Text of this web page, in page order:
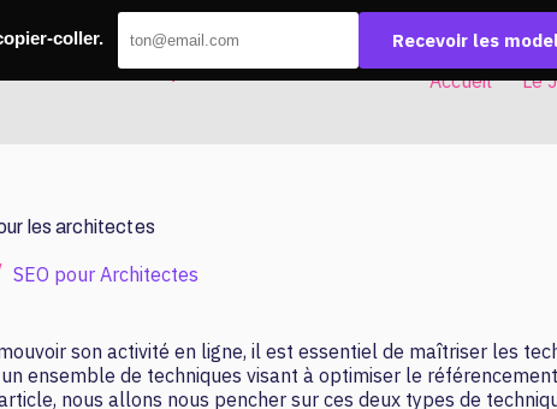
Accueil Le
les architectes
SEO pour Architectes
son activité en ligne, il est essentiel de maîtriser les
ensemble de techniques visant à optimiser le
nous allons nous pencher sur ces deux types de
coller. Recevoir les